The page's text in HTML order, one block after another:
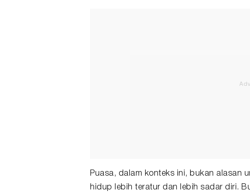
Puasa, dalam konteks ini, bukan alasan
hidup lebih teratur dan lebih sadar diri.